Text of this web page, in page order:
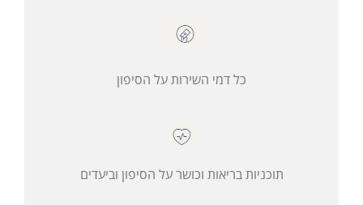
כל דמי השירות על הסיפון
תוכניות בריאות וכושר על הסיפון וביעדים